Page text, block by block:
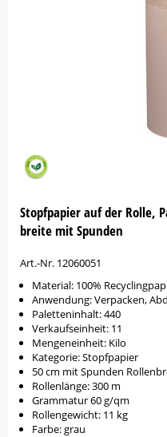
Stopfpapier auf der Rolle,
breite mit Spunden
Art.-Nr. 12060051
Material: 100%
Anwendung: Verpacken,
Paletteninhalt: 440
Verkaufseinheit: 11
Mengeneinheit: Kilo
Kategorie: Stopfpapier
50 cm mit Spunden
Rollenlänge: 300 m
Grammatur 60 g/qm
Rollengewicht: 11 kg
Farbe: grau